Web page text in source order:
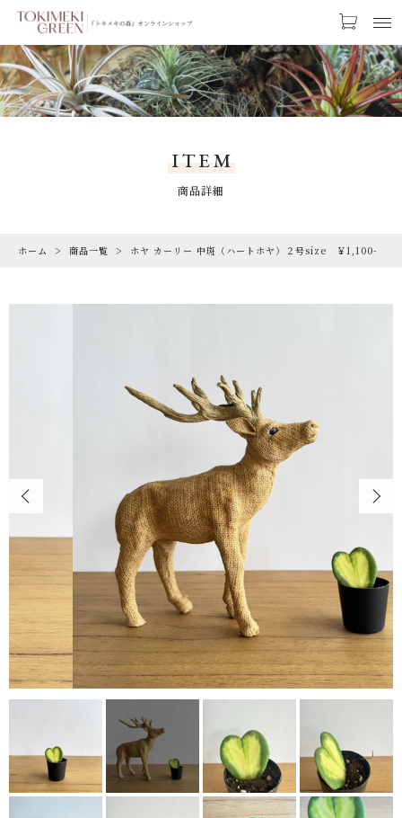
お気に入り LOGIN
RARE
CAMPAIGN
ABOUT US
当店について
POINT
育て方のコツ
CHECKED PRODUCTS
最近チェックした商品
ORDER HISTORY
注文履歴
ITEM
商品詳細
ホーム 商品一覧 ホヤ カーリー 中斑（ハートホヤ）２号size ￥1,100-
カートに商品を追加しました
ホヤ カーリー 中斑（ハートホヤ）２号size
【ギフトラッピング】
【トキメキコーヒー1袋】
（税込）
カートを確認する